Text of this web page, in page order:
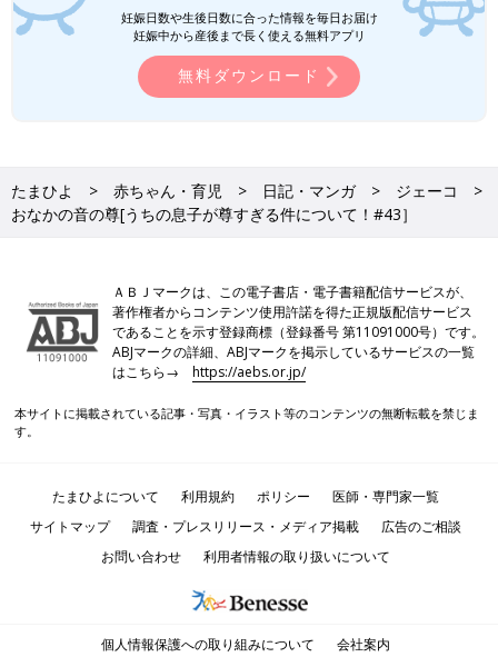
妊娠日数や生後日数に合った情報を毎日お届け
妊娠中から産後まで長く使える無料アプリ
無料ダウンロード
たまひよ 赤ちゃん・育児 日記・マンガ
ジェーコ
おなかの音の尊[うちの息子が尊すぎる件について！#43］
ＡＢＪマークは、この電子書店・電子書籍配信サービスが、
著作権者からコンテンツ使用許諾を得た正規版配信サービス
であることを示す登録商標（登録番号 第11091000号）です。
ABJマークの詳細、ABJマークを掲示しているサービスの一覧
はこちら→https://aebs.or.jp/
本サイトに掲載されている記事・写真・イラスト等のコンテンツの無断転載を禁じま
す。
たまひよについて 利用規約 ポリシー
医師・専門家一覧
サイトマップ
調査・プレスリリース・メディア掲載
広告のご相談
お問い合わせ
利用者情報の取り扱いについて
個人情報保護への取り組みについて 会社案内